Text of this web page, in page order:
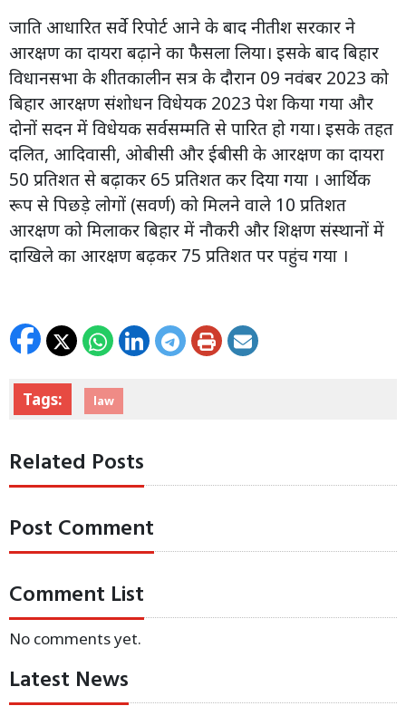
जाति आधारित सर्वे रिपोर्ट आने के बाद नीतीश सरकार ने
आरक्षण का दायरा बढ़ाने का फैसला लिया। इसके बाद बिहार
विधानसभा के शीतकालीन सत्र के दौरान 09 नवंबर 2023 को
बिहार आरक्षण संशोधन विधेयक 2023 पेश किया गया और
दोनों सदन में विधेयक सर्वसम्मति से पारित हो गया। इसके तहत
दलित, आदिवासी, ओबीसी और ईबीसी के आरक्षण का दायरा
50 प्रतिशत से बढ़ाकर 65 प्रतिशत कर दिया गया । आर्थिक
रूप से पिछड़े लोगों (सवर्ण) को मिलने वाले 10 प्रतिशत
आरक्षण को मिलाकर बिहार में नौकरी और शिक्षण संस्थानों में
दाखिले का आरक्षण बढ़कर 75 प्रतिशत पर पहुंच गया ।
Tags: law
Related Posts
Post Comment
Comment List
No comments yet.
Latest News